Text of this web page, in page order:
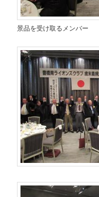
景品を受け取るメンバー